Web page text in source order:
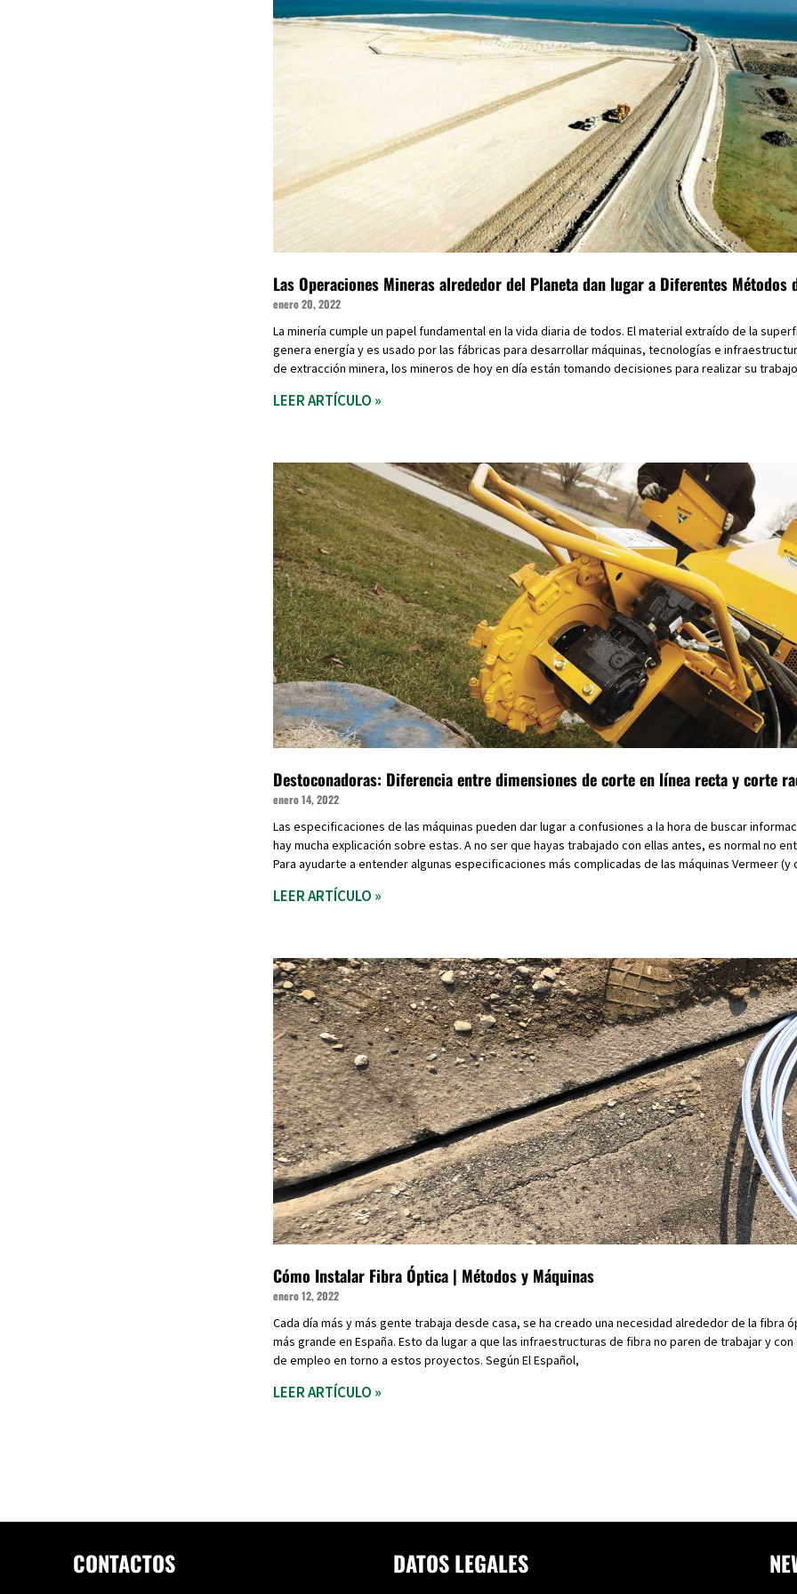
Las Operaciones Mineras alrededor del Planeta dan lugar a Diferentes Métodos
enero 20, 2022
La minería cumple un papel fundamental en la vida diaria de todos. El material extraído de la
genera energía y es usado por las fábricas para desarrollar máquinas, tecnologías e
de extracción minera, los mineros de hoy en día están tomando decisiones para realizar su
LEER ARTÍCULO »
Destoconadoras: Diferencia entre dimensiones de corte en línea recta y corte
enero 14, 2022
Las especificaciones de las máquinas pueden dar lugar a confusiones a la hora de buscar
hay mucha explicación sobre estas. A no ser que hayas trabajado con ellas antes, es normal no
Para ayudarte a entender algunas especificaciones más complicadas de las máquinas Vermeer (y
LEER ARTÍCULO »
Cómo Instalar Fibra Óptica | Métodos y Máquinas
enero 12, 2022
Cada día más y más gente trabaja desde casa, se ha creado una necesidad alrededor de la fibra
más grande en España. Esto da lugar a que las infraestructuras de fibra no paren de trabajar y
de empleo en torno a estos proyectos. ​​Según El Español,
LEER ARTÍCULO »
CONTACTOS DATOS LEGALES